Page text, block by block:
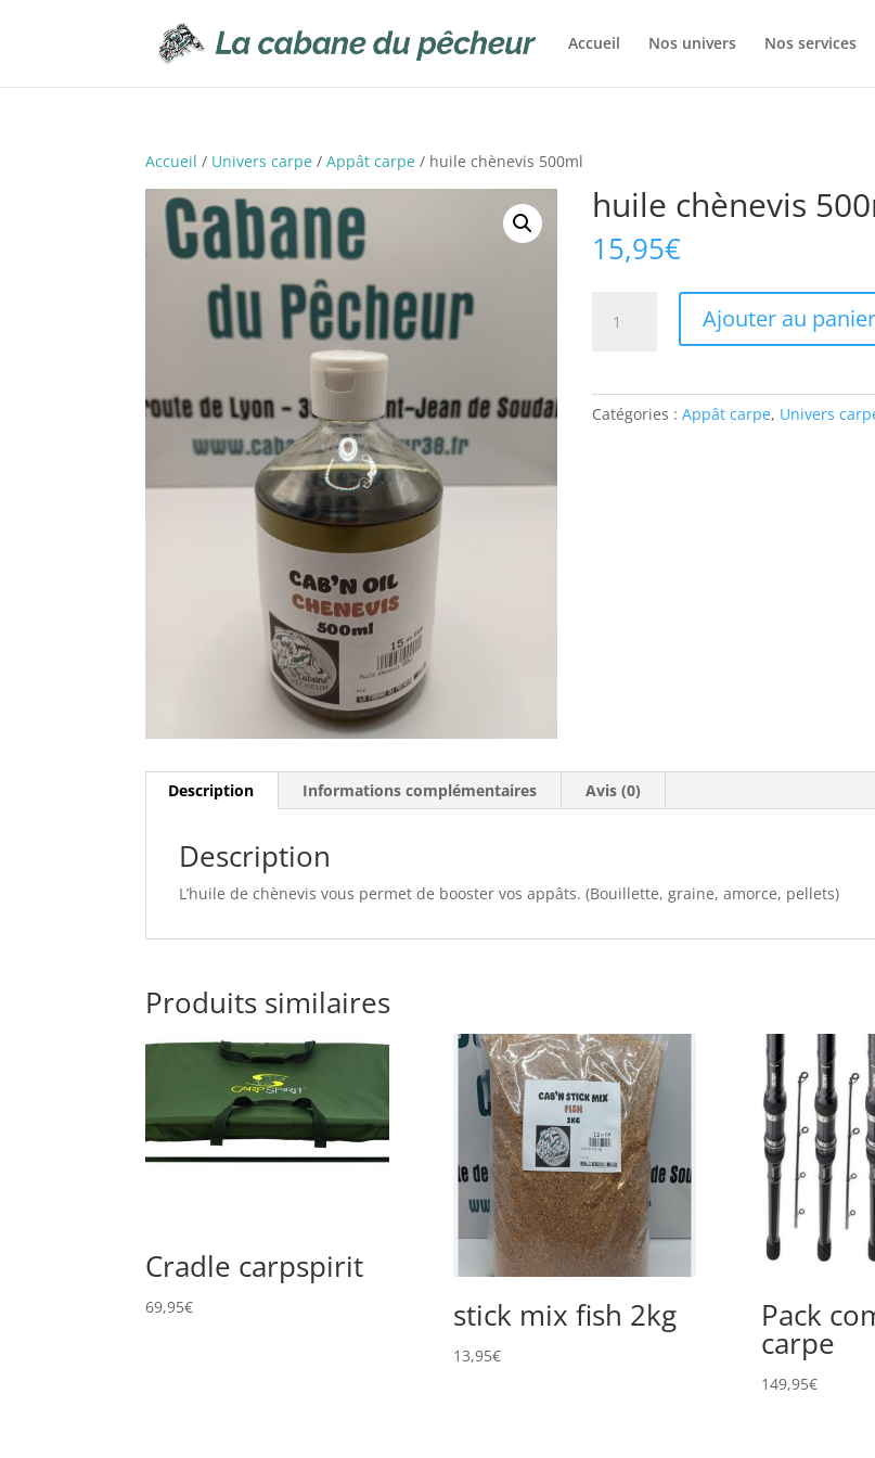
Accueil Nos univers Nos services
Accueil / Univers carpe /Appât carpe / huile chènevis 500ml
huile chènevis
15,95€
500ml
Ajouter au panier
Catégories :Appât carpe, Univers
Description Informations complémentaires Avis (0)
Description
L’huile de chènevis vous permet de booster vos appâts. (Bouillette, graine, amorce, pellets)
Produits similaires
Cradle carpspirit
69,95€ stick mix fish 2kg
13,95€
Pack
carpe
149,95€